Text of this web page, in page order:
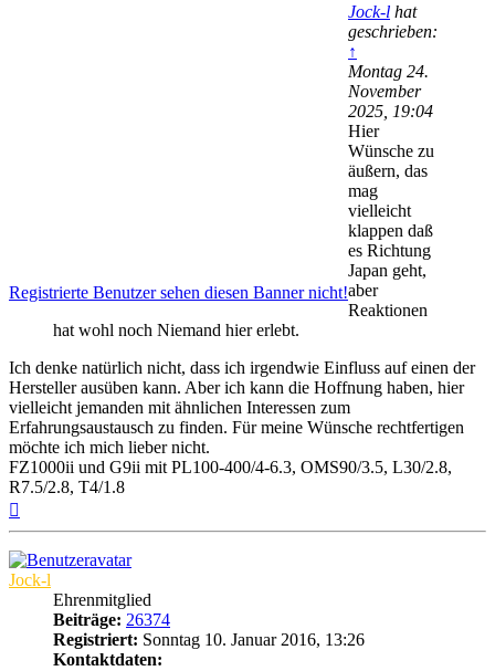
Registrierte Benutzer sehen diesen Banner nicht!
Jock-l hat
geschrieben:
↑
Montag 24.
November
2025, 19:04
Hier
Wünsche zu
äußern, das
mag
vielleicht
klappen daß
es Richtung
Japan geht,
aber
Reaktionen
hat wohl noch Niemand hier erlebt.
Ich denke natürlich nicht, dass ich irgendwie Einfluss auf einen der
Hersteller ausüben kann. Aber ich kann die Hoffnung haben, hier
vielleicht jemanden mit ähnlichen Interessen zum
Erfahrungsaustausch zu finden. Für meine Wünsche rechtfertigen
möchte ich mich lieber nicht.
FZ1000ii und G9ii mit PL100-400/4-6.3, OMS90/3.5, L30/2.8,
R7.5/2.8, T4/1.8
Jock-l
Ehrenmitglied
Beiträge: 26374
Registriert: Sonntag 10. Januar 2016, 13:26
Kontaktdaten: